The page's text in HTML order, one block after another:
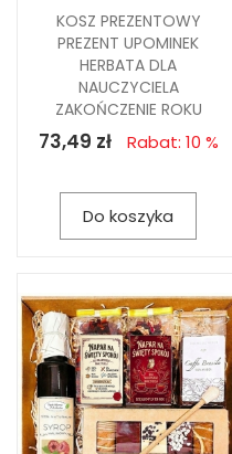
KOSZ PREZENTOWY
PREZENT UPOMINEK
HERBATA DLA
NAUCZYCIELA
ZAKOŃCZENIE ROKU
73,49 zł Rabat: 10 %
Do koszyka